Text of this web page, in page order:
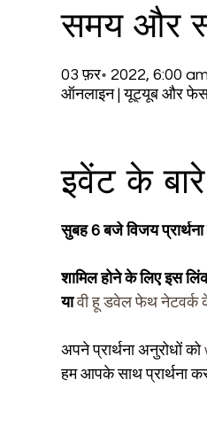
समय और
03 फ़र॰ 2022, 6:00
ऑनलाइन | यूट्यूब और
इवेंट के
सुबह 6 बजे विजय
शामिल होने के लिए इस
या वी हू डवेल फेथ नेटवर्क के
अपने प्रार्थना अनुरोधों को
हम आपके साथ प्रार्थना